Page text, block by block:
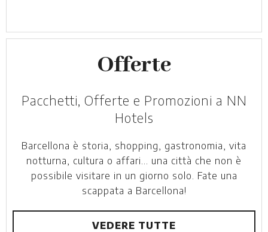
Offerte
Pacchetti, Offerte e Promozioni a NN
Hotels
Barcellona è storia, shopping, gastronomia, vita
notturna, cultura o affari... una città che non è
possibile visitare in un giorno solo. Fate una
scappata a Barcellona!
VEDERE TUTTE